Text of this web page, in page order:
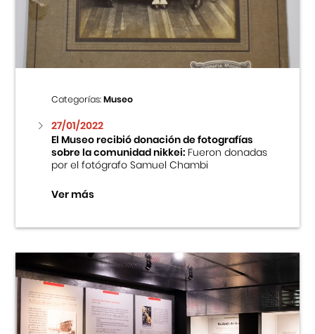
Centro Cultural Peruano Japonés
Museo de la Inmigración Japonesa
Fondo Editorial
Teatro Peruano Japonés
Categorías:Museo
27/01/2022
El Museo recibió donación de fotografías
sobre la comunidad nikkei:Fueron donadas
por el fotógrafo Samuel Chambi
Ver más